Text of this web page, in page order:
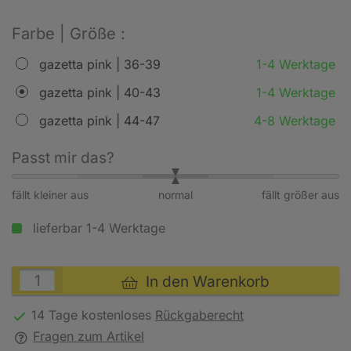
Farbe | Größe :
gazetta pink | 36-39
1-4 Werktage
gazetta pink | 40-43
1-4 Werktage
gazetta pink | 44-47
4-8 Werktage
Passt mir das?
fällt kleiner aus fällt größer aus
normal
lieferbar 1-4 Werktage
In den Warenkorb
14 Tage kostenloses Rückgaberecht
Fragen zum Artikel